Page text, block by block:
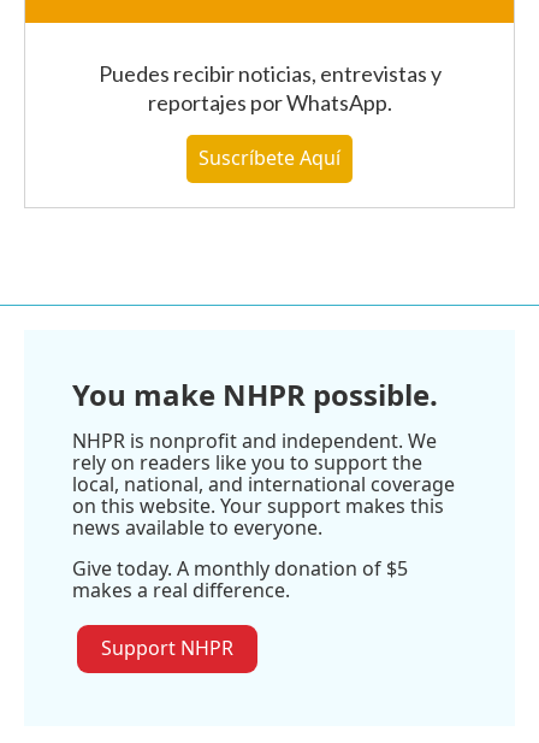
Puedes recibir noticias, entrevistas y
reportajes por WhatsApp.
Suscríbete Aquí
You make NHPR possible.
NHPR is nonprofit and independent. We
rely on readers like you to support the
local, national, and international coverage
on this website. Your support makes this
news available to everyone.
Give today. A monthly donation of $5
makes a real difference.
Support NHPR